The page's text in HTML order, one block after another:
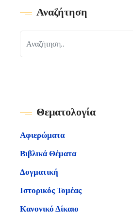
Αναζήτηση
Θεματολογία
Αφιερώματα
Βιβλικά Θέματα
Δογματική
Ιστορικός Τομέας
Κανονικό Δίκαιο